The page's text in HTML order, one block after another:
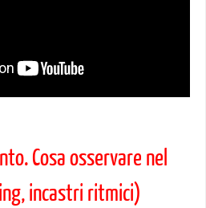
Cosa osservare nel
incastri ritmici)